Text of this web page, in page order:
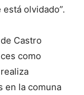
olvidado”.
Castro
como
en la comuna